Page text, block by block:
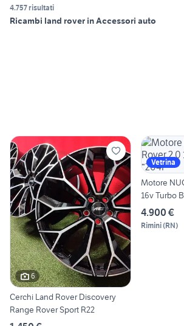
4.757 risultati
Ricambi land rover in Accessori auto
6
Cerchi Land Rover Discovery
Range Rover Sport R22
Vetrina
Motore
16v Turbo
4.900 €
Rimini(RN)